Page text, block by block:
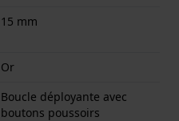
15 mm
Or
Boucle déployante avec
boutons poussoirs